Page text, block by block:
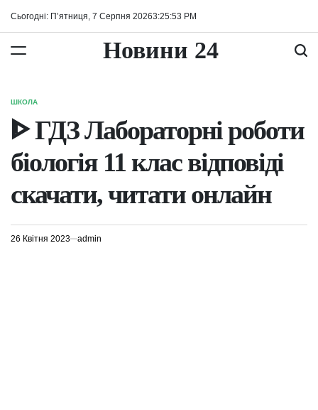
Сьогодні: П’ятниця, 7 Серпня 20263:25:53 PM
Новини 24
ОПУБЛІКУВАТИ
У
ШКОЛА
ᐈ ГДЗ Лабораторні роботи
біологія 11 клас відповіді
скачати, читати онлайн
26 Квітня 2023 admin